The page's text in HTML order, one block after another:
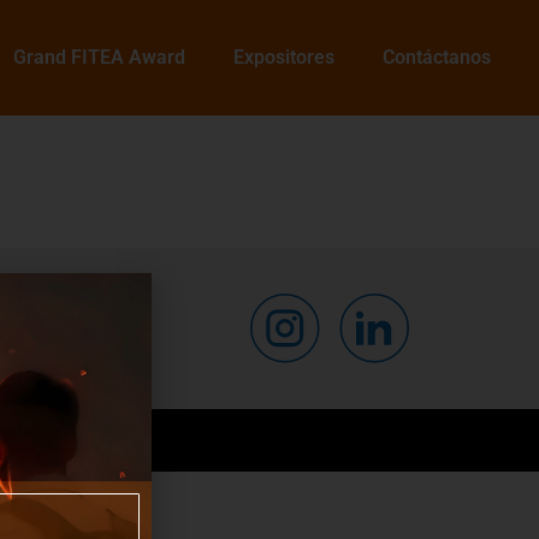
Grand FITEA Award Expositores Contáctanos